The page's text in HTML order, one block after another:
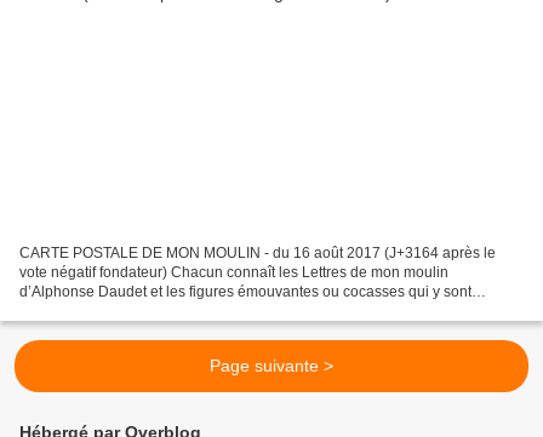
CARTE POSTALE DE MON MOULIN - du 16 août 2017 (J+3164 après le
vote négatif fondateur) Chacun connaît les Lettres de mon moulin
d’Alphonse Daudet et les figures émouvantes ou cocasses qui y sont
Page suivante >
Hébergé par Overblog